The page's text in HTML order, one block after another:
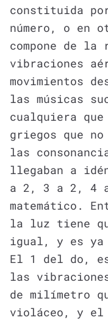
constituida
número, o en
compone de
vibraciones
movimientos
las músicas
cualquiera
griegos que
las
llegaban a
a 2, 3 a 2, 4 a
matemático.
la luz tiene
igual, y es ya
El 1 del do,
las
de milímetro
violáceo, y el